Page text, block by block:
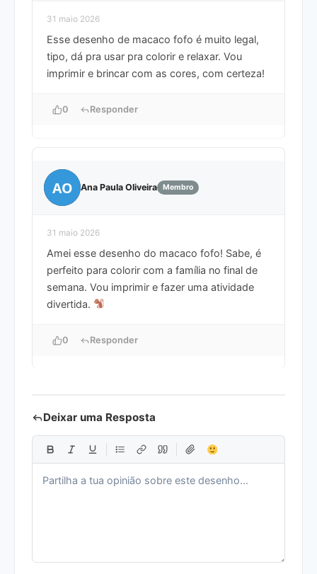
31 maio 2026
Esse desenho de macaco fofo é muito legal,
tipo, dá pra usar pra colorir e relaxar. Vou
imprimir e brincar com as cores, com certeza!
0 Responder
AO Ana Paula Oliveira Membro
31 maio 2026
Amei esse desenho do macaco fofo! Sabe, é
perfeito para colorir com a família no final de
semana. Vou imprimir e fazer uma atividade
divertida.
0 Responder
Deixar uma Resposta